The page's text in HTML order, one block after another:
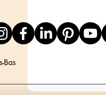
Bas